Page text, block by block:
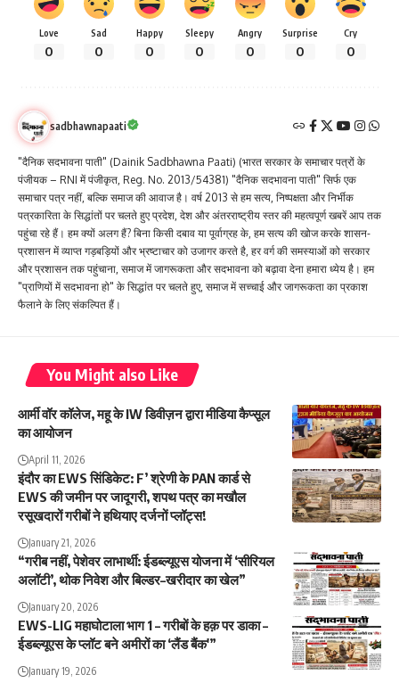
Love
0
Sad
0
Happy
0
Sleepy
0
Angry
0
Surprise
0
Cry
0
sadbhawnapaati
"दैनिक सदभावना पाती" (Dainik Sadbhawna Paati) (भारत सरकार के समाचार पत्रों के
पंजीयक – RNI में पंजीकृत, Reg. No. 2013/54381) "दैनिक सदभावना पाती" सिर्फ एक
समाचार पत्र नहीं, बल्कि समाज की आवाज है। वर्ष 2013 से हम सत्य, निष्पक्षता और निर्भीक
पत्रकारिता के सिद्धांतों पर चलते हुए प्रदेश, देश और अंतरराष्ट्रीय स्तर की महत्वपूर्ण खबरें आप तक
पहुंचा रहे हैं। हम क्यों अलग हैं? बिना किसी दबाव या पूर्वाग्रह के, हम सत्य की खोज करके शासन-
प्रशासन में व्याप्त गड़बड़ियों और भ्रष्टाचार को उजागर करते है, हर वर्ग की समस्याओं को सरकार
और प्रशासन तक पहुंचाना, समाज में जागरूकता और सदभावना को बढ़ावा देना हमारा ध्येय है। हम
"प्राणियों में सदभावना हो" के सिद्धांत पर चलते हुए, समाज में सच्चाई और जागरूकता का प्रकाश
फैलाने के लिए संकल्पित हैं।
You Might also Like
आर्मी वॉर कॉलेज, महू के IW डिवीज़न द्वारा मीडिया कैप्सूल
का आयोजन
April 11, 2026
इंदौर का EWS सिंडिकेट: F’ श्रेणी के PAN कार्ड से
EWS की जमीन पर जादूगरी, शपथ पत्र का मखौल
रसूखदारों गरीबों ने हथियाए दर्जनों प्लॉट्स!
January 21, 2026
“गरीब नहीं, पेशेवर लाभार्थी: ईडब्ल्यूएस योजना में ‘सीरियल
अलॉटी’, थोक निवेश और बिल्डर–खरीदार का खेल”
January 20, 2026
EWS-LIG महाघोटाला भाग 1 – गरीबों के हक़ पर डाका –
ईडब्ल्यूएस के प्लॉट बने अमीरों का ‘लैंड बैंक'”
January 19, 2026